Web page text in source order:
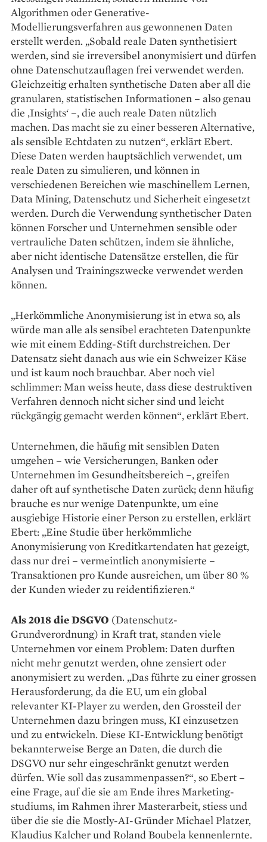
Algorithmen oder Generative-
Modellierungsverfahren aus gewonnenen Daten
erstellt werden. „Sobald reale Daten synthetisiert
werden, sind sie irreversibel anonymisiert und dürfen
ohne Datenschutzauflagen frei verwendet werden.
Gleichzeitig erhalten synthetische Daten aber all die
granularen, statistischen Informationen – also genau
die ‚Insights‘ –, die auch reale Daten nützlich
machen. Das macht sie zu einer besseren Alternative,
als sensible Echtdaten zu nutzen“, erklärt Ebert.
Diese Daten werden hauptsächlich verwendet, um
reale Daten zu simulieren, und können in
verschiedenen Bereichen wie maschinellem Lernen,
Data Mining, Datenschutz und Sicherheit eingesetzt
werden. Durch die Verwendung synthetischer Daten
können Forscher und Unternehmen sensible oder
vertrauliche Daten schützen, indem sie ähnliche,
aber nicht identische Datensätze erstellen, die für
Analysen und Trainingszwecke verwendet werden
können.
„Herkömmliche Anonymisierung ist in etwa so, als
würde man alle als sensibel erachteten Datenpunkte
wie mit einem Edding-Stift durchstreichen. Der
Datensatz sieht danach aus wie ein Schweizer Käse
und ist kaum noch brauchbar. Aber noch viel
schlimmer: Man weiss heute, dass diese destruktiven
Verfahren dennoch nicht sicher sind und leicht
rückgängig gemacht werden können“, erklärt Ebert.
Unternehmen, die häufig mit sensiblen Daten
umgehen – wie Versicherungen, Banken oder
Unternehmen im Gesundheits­bereich –, greifen
daher oft auf synthetische Daten zurück; denn häufig
brauche es nur wenige Datenpunkte, um eine
ausgiebige Historie einer Person zu erstellen, erklärt
Ebert: „Eine Studie über herkömmliche
Anonymisierung von Kreditkartendaten hat gezeigt,
dass nur drei – vermeintlich anonymisierte –
Transaktionen pro Kunde ausreichen, um über 80 %
der Kunden wieder zu re­­identifizieren.“
Als 2018 die DSGVO (Datenschutz-
Grundverordnung) in Kraft trat, standen viele
Unternehmen vor einem Problem: Daten durften
nicht mehr genutzt werden, ohne zensiert oder
anonymisiert zu werden. „Das führte zu einer grossen
Heraus­forderung, da die EU, um ein global
relevanter KI-Player zu werden, den Grossteil der
Unternehmen dazu bringen muss, KI einzusetzen
und zu entwickeln. Diese KI-Entwicklung benötigt
bekannterweise Berge an Daten, die durch die
DSGVO nur sehr eingeschränkt genutzt werden
dürfen. Wie soll das zusammen­passen?“, so Ebert –
eine Frage, auf die sie am Ende ihres Marketing­
studiums, im Rahmen ihrer Masterarbeit, stiess und
über die sie die Mostly-AI-Gründer Michael Platzer,
Klaudius Kalcher und Roland Boubela kennenlernte.